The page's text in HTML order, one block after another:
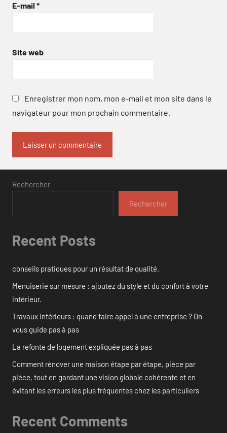
E-mail *
Site web
Enregistrer mon nom, mon e-mail et mon site dans le
navigateur pour mon prochain commentaire.
Rechercher
Rechercher
Recent Posts
conseils pratiques pour un résultat de qualité.
Menuiserie sur mesure : ajoutez du style et du confort à votre
intérieur.
Travaux intérieurs : quand faire appel à une entreprise ? On
vous guide pas à pas
La refonte de logement expliquée pas à pas
Comment rénover une maison étape par étape, pièce par
pièce, tout en gardant une vision globale cohérente et en
évitant les erreurs les plus fréquentes chez les particuliers
Recent Comments